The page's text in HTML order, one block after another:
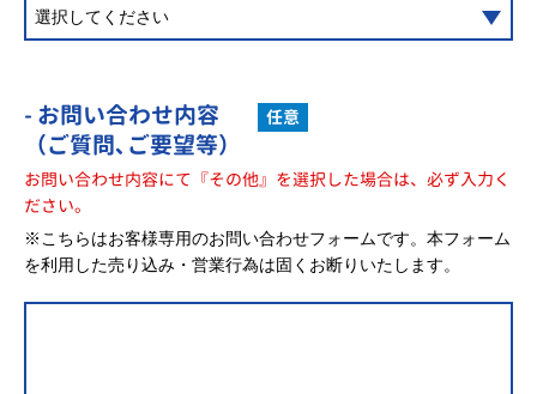
- お問い合わせ内容
（ご質問､ご要望等）
任意
お問い合わせ内容にて『その他』を選択した場合は、必ず入力く
ださい。
※こちらはお客様専用のお問い合わせフォームです。本フォーム
を利用した売り込み・営業行為は固くお断りいたします。